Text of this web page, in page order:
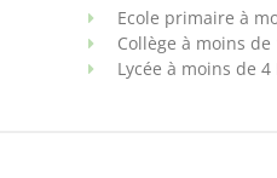
Ecole primaire à
Collège à moins de
Lycée à moins de 4